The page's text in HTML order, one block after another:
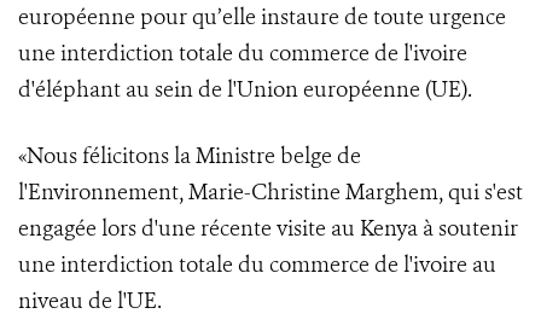
européenne pour qu’elle instaure de toute urgence
une interdiction totale du commerce de l'ivoire
d'éléphant au sein de l'Union européenne (UE).
«Nous félicitons la Ministre belge de
l'Environnement, Marie-Christine Marghem, qui s'est
engagée lors d'une récente visite au Kenya à soutenir
une interdiction totale du commerce de l'ivoire au
niveau de l'UE.